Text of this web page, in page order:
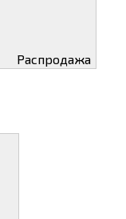
Распродажа